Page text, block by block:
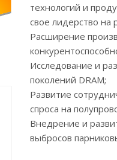
технологий и
свое лидерство
Расширение
Исследование и
поколений DRAM;
Развитие
спроса на
Внедрение и
выбросов